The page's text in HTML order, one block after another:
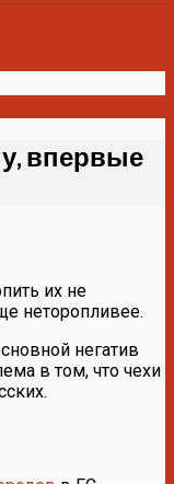
впервые
их не
неторопливее.
негатив
в том, что чехи